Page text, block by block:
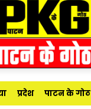
प्रदेश पाटन के गोठ